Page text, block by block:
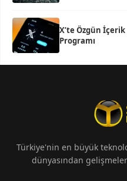
X’te Özgün
Programı
Türkiye'nin en büyük
dünyasından